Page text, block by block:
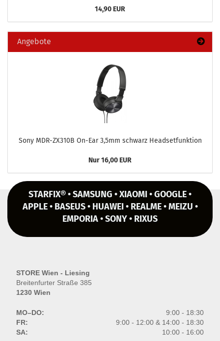
14,90 EUR
Angebote
Sony MDR-​ZX310B On-​Ear 3,5mm schwarz Head­set­funk­ti­on
Nur 16,00 EUR
STARFIX® • SAMSUNG • XIAOMI • GOOGLE •
APPLE • BASEUS • HUAWEI • REALME • MEIZU •
EMPORIA • SONY • RIXUS
STORE Wien - Liesing
Breitenfurter Straße 385
1230 Wien
MO–DO:
9:00 - 18:30
FR:
9:00 - 12:00 & 14:00 - 18:30
SA:
10:00 - 16:00